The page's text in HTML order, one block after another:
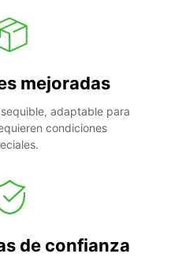
mejoradas
adaptable para
condiciones
de confianza